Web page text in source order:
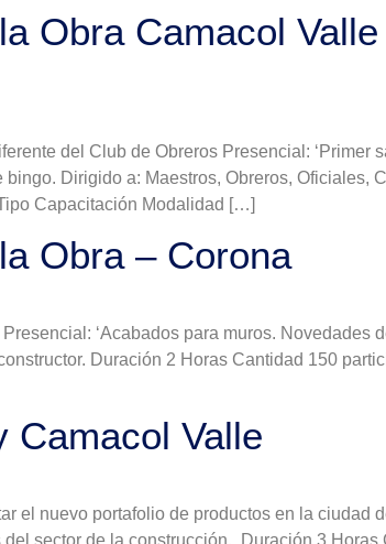
Obra Camacol
del Club de Obreros Presencial: ‘Primer
Dirigido a: Maestros, Obreros, Oficiales,
Capacitación Modalidad […]
Obra – Corona
‘Acabados para muros. Novedades
Duración 2 Horas Cantidad 150
Camacol Valle
el nuevo portafolio de productos en la ciudad